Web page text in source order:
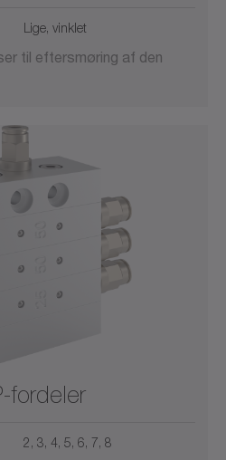
Lige, vinklet
til eftersmøring af den
fordeler
2, 3, 4, 5, 6, 7, 8